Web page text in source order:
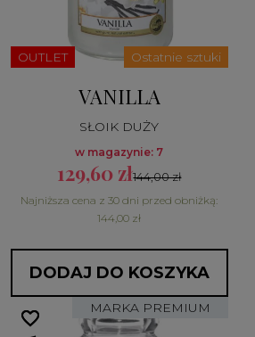
OUTLET Ostatnie sztuki
VANILLA
SŁOIK DUŻY
w magazynie: 7
129,60 zł144,00 zł
Najniższa cena z 30 dni przed obniżką:
144,00 zł
DODAJ DO KOSZYKA
MARKA PREMIUM
favorite_border
favorite_border